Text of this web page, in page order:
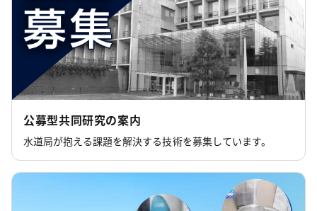
公募型共同研究の案内
水道局が抱える課題を解決する技術を募集しています。